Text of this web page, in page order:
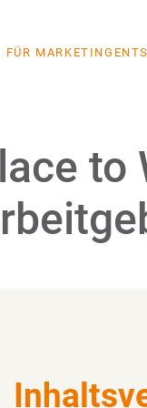
FÜR
to